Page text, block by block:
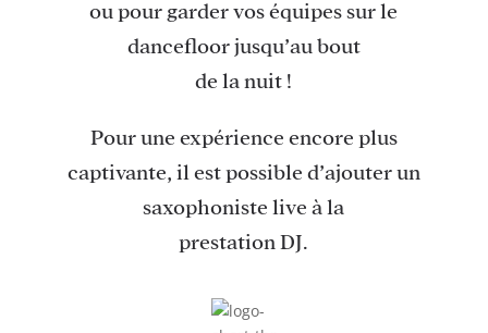
ou pour garder vos équipes sur le
dancefloor jusqu’au bout
de la nuit !
Pour une expérience encore plus
captivante, il est possible d’ajouter un
saxophoniste live à la
prestation DJ.